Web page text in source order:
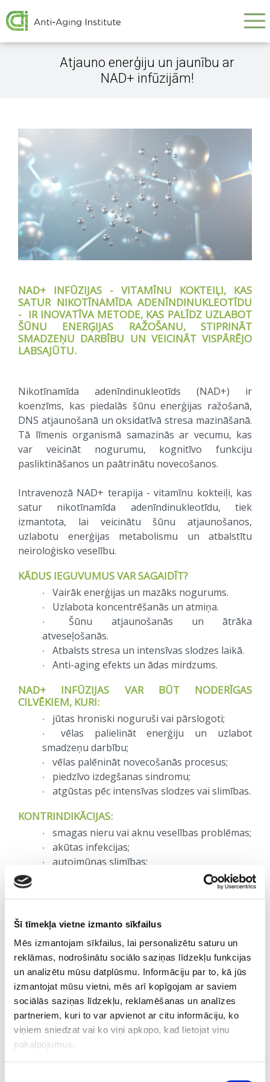
Šī tīmekļa vietne izmanto sīkfailus
Mēs izmantojam sīkfailus, lai personalizētu saturu un
reklāmas, nodrošinātu sociālo saziņas līdzekļu funkcijas
un analizētu mūsu datplūsmu. Informāciju par to, kā jūs
izmantojat mūsu vietni, mēs arī kopīgojam ar saviem
sociālās saziņas līdzekļu, reklamēšanas un analīzes
partneriem, kuri to var apvienot ar citu informāciju, ko
viņiem sniedzat vai ko viņi apkopo, kad lietojat viņu
pakalpojumus.
Galvenā
navigācija
Atjauno enerģiju un jaunību ar
NAD+ infūzijām!
NAD+ INFŪZIJAS - VITAMĪNU KOKTEIĻI, KAS
SATUR NIKOTĪNAMĪDA ADENĪNDINUKLEOTĪDU
- IR INOVATĪVA METODE, KAS PALĪDZ UZLABOT
ŠŪNU ENERĢIJAS RAŽOŠANU, STIPRINĀT
SMADZEŅU DARBĪBU UN VEICINĀT VISPĀRĒJO
LABSAJŪTU.
Nikotīnamīda adenīndinukleotīds (NAD+) ir
koenzīms, kas piedalās šūnu enerģijas ražošanā,
DNS atjaunošanā un oksidatīvā stresa mazināšanā.
Tā līmenis organismā samazinās ar vecumu, kas
var veicināt nogurumu, kognitīvo funkciju
pasliktināšanos un paātrinātu novecošanos.
Intravenozā NAD+ terapija - vitamīnu kokteiļi, kas
satur nikotīnamīda adenīndinukleotīdu, tiek
izmantota, lai veicinātu šūnu atjaunošanos,
uzlabotu enerģijas metabolismu un atbalstītu
neiroloģisko veselību.
KĀDUS IEGUVUMUS VAR SAGAIDĪT?
Vairāk enerģijas un mazāks nogurums.
Uzlabota koncentrēšanās un atmiņa.
Šūnu atjaunošanās un ātrāka
atveseļošanās.
Atbalsts stresa un intensīvas slodzes laikā.
Anti-aging efekts un ādas mirdzums.
NAD+ INFŪZIJAS VAR BŪT NODERĪGAS
CILVĒKIEM, KURI:
jūtas hroniski noguruši vai pārslogoti;
vēlas palielināt enerģiju un uzlabot
smadzeņu darbību;
vēlas palēnināt novecošanās procesus;
piedzīvo izdegšanas sindromu;
atgūstas pēc intensīvas slodzes vai slimības.
KONTRINDIKĀCIJAS:
smagas nieru vai aknu veselības problēmas;
akūtas infekcijas;
autoimūnas slimības;
paģiru sindroms;
ar zināmu alerģiju pret NAD+ vai tā
sastāvdaļām, vai Vitamīnu B3 jeb niacīnu)
VAI NAD+ VITAMĪNU KOKTEIĻIEM IR
BLAKUSPARĀDĪBAS?
Lielākā daļa klientu labi panes NAD+ i/v terapiju.
Dažiem cilvēkiem var rasties vieglas
blakusparādības, piemēram, apsārtums, slikta dūša